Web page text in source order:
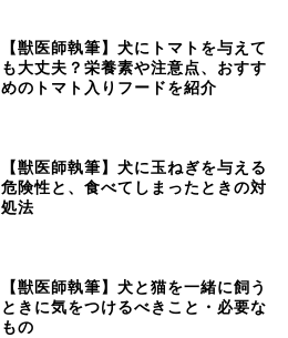
【獣医師執筆】犬にトマトを与えて
も大丈夫？栄養素や注意点、おすす
めのトマト入りフードを紹介
【獣医師執筆】犬に玉ねぎを与える
危険性と、食べてしまったときの対
処法
【獣医師執筆】犬と猫を一緒に飼う
ときに気をつけるべきこと・必要な
もの